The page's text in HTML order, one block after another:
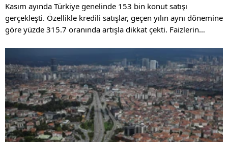
Kasım ayında Türkiye genelinde 153 bin konut satışı
gerçekleşti. Özellikle kredili satışlar, geçen yılın aynı dönemine
göre yüzde 315.7 oranında artışla dikkat çekti. Faizlerin